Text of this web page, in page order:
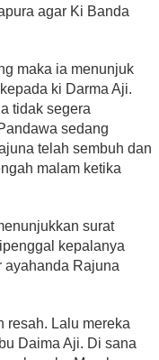
agar Ki Banda
maka ia menunjuk
ki Darma Aji.
tidak segera
sedang
telah sembuh dan
malam ketika
surat
kepalanya
ayahanda Rajuna
resah. Lalu mereka
Daima Aji. Di sana